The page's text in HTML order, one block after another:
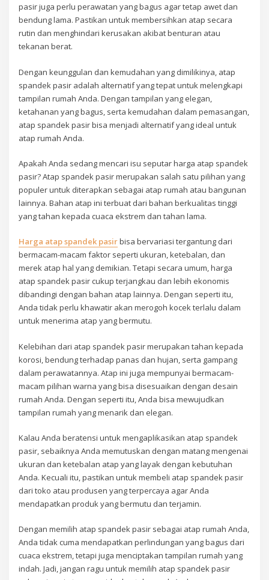
pasir juga perlu perawatan yang bagus agar tetap awet dan
bendung lama. Pastikan untuk membersihkan atap secara
rutin dan menghindari kerusakan akibat benturan atau
tekanan berat.
Dengan keunggulan dan kemudahan yang dimilikinya, atap
spandek pasir adalah alternatif yang tepat untuk melengkapi
tampilan rumah Anda. Dengan tampilan yang elegan,
ketahanan yang bagus, serta kemudahan dalam pemasangan,
atap spandek pasir bisa menjadi alternatif yang ideal untuk
atap rumah Anda.
Apakah Anda sedang mencari isu seputar harga atap spandek
pasir? Atap spandek pasir merupakan salah satu pilihan yang
populer untuk diterapkan sebagai atap rumah atau bangunan
lainnya. Bahan atap ini terbuat dari bahan berkualitas tinggi
yang tahan kepada cuaca ekstrem dan tahan lama.
Harga atap spandek pasirbisa bervariasi tergantung dari
bermacam-macam faktor seperti ukuran, ketebalan, dan
merek atap hal yang demikian. Tetapi secara umum, harga
atap spandek pasir cukup terjangkau dan lebih ekonomis
dibandingi dengan bahan atap lainnya. Dengan seperti itu,
Anda tidak perlu khawatir akan merogoh kocek terlalu dalam
untuk menerima atap yang bermutu.
Kelebihan dari atap spandek pasir merupakan tahan kepada
korosi, bendung terhadap panas dan hujan, serta gampang
dalam perawatannya. Atap ini juga mempunyai bermacam-
macam pilihan warna yang bisa disesuaikan dengan desain
rumah Anda. Dengan seperti itu, Anda bisa mewujudkan
tampilan rumah yang menarik dan elegan.
Kalau Anda beratensi untuk mengaplikasikan atap spandek
pasir, sebaiknya Anda memutuskan dengan matang mengenai
ukuran dan ketebalan atap yang layak dengan kebutuhan
Anda. Kecuali itu, pastikan untuk membeli atap spandek pasir
dari toko atau produsen yang terpercaya agar Anda
mendapatkan produk yang bermutu dan terjamin.
Dengan memilih atap spandek pasir sebagai atap rumah Anda,
Anda tidak cuma mendapatkan perlindungan yang bagus dari
cuaca ekstrem, tetapi juga menciptakan tampilan rumah yang
indah. Jadi, jangan ragu untuk memilih atap spandek pasir